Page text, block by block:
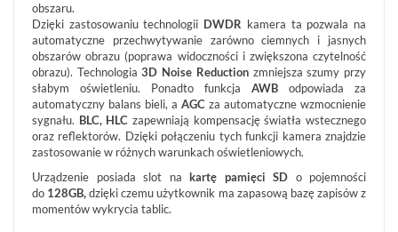
SYSTEMY
ALARMOWE
SYSTEMY
PPOŻ
WIDEODOMOFONY
DOMOFONY
KONTROLA
INTELIGENTNY
BUDYNEK
obszaru.
Dzięki zastosowaniu technologii DWDR kamera ta pozwala na
automatyczne przechwytywanie zarówno ciemnych i jasnych
obszarów obrazu (poprawa widoczności i zwiększona czytelność
obrazu). Technologia3D Noise Reductionzmniejsza szumy przy
słabym oświetleniu. Ponadto funkcja AWB odpowiada za
automatyczny balans bieli, a AGC za automatyczne wzmocnienie
sygnału. BLC, HLCzapewniają kompensację światła wstecznego
oraz reflektorów. Dzięki połączeniu tych funkcji kamera znajdzie
zastosowanie w różnych warunkach oświetleniowych.
Urządzenie posiada slot na kartę pamięci SD o pojemności
do 128GB,dzięki czemu użytkownik ma zapasową bazę zapisów z
momentów wykrycia tablic.